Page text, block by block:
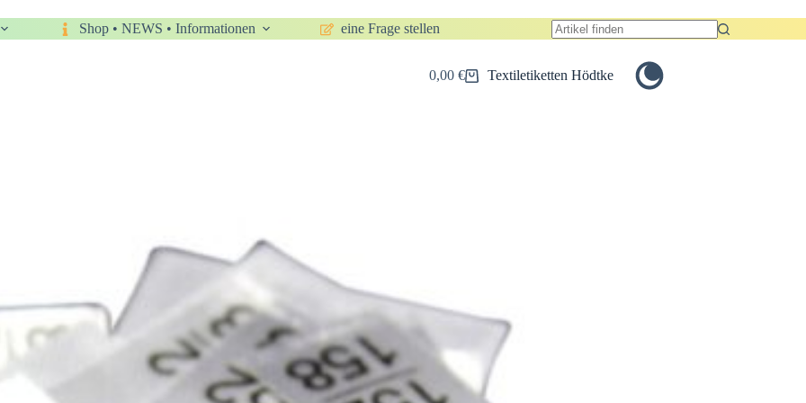
Shop • NEWS • Informationen
eine Frage stellen
Warenkorb
0,00 € Textiletiketten Hödtke